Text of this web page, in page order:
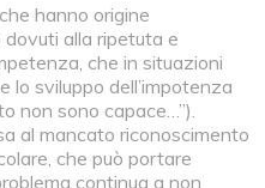
hanno origine
dovuti alla ripetuta e
che in situazioni
lo sviluppo dell’impotenza
non sono capace…”).
al mancato riconoscimento
che può portare
continua a non